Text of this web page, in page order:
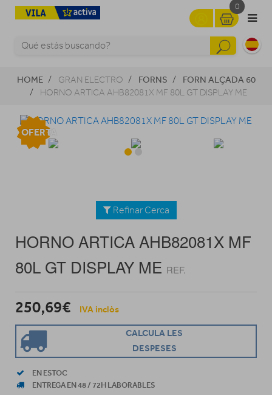
0
HOME GRAN ELECTRO FORNS FORN ALÇADA 60
HORNO ARTICA AHB82081X MF 80L GT DISPLAY ME
OFERTA
Refinar Cerca
HORNO ARTICA AHB82081X MF
80L GT DISPLAY ME REF.
250,69€ IVA inclòs
CALCULA LES
DESPESES
EN ESTOC
ENTREGA EN 48 / 72H LABORABLES